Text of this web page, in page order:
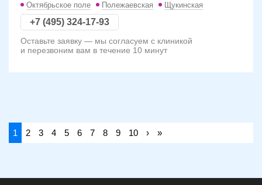
Октябрьское поле
Полежаевская Щукинская
+7 (495) 324-17-93
Оставьте заявку — мы согласуем с клиникой
и перезвоним вам в течение 10 минут
1 2 3 4 5 6 7 8 9 10 › »